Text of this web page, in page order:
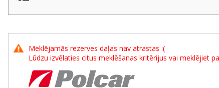
Meklējamās rezerves daļas nav atrastas :(
Lūdzu izvēlaties citus meklēšanas kritērijus vai meklējiet